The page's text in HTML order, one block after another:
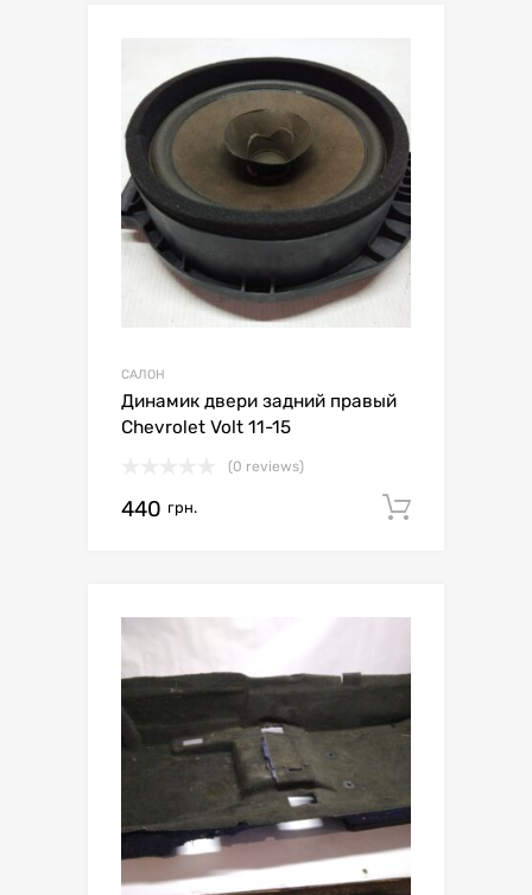
САЛОН
Динамик двери задний правый
Chevrolet Volt 11-15
(0 reviews)
440 грн.